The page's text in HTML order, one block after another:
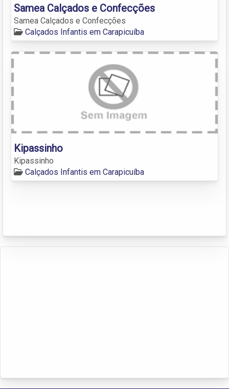
Samea Calçados e Confecções
Samea Calçados e Confecções
Calçados Infantis em Carapicuíba
Kipassinho
Kipassinho
Calçados Infantis em Carapicuíba